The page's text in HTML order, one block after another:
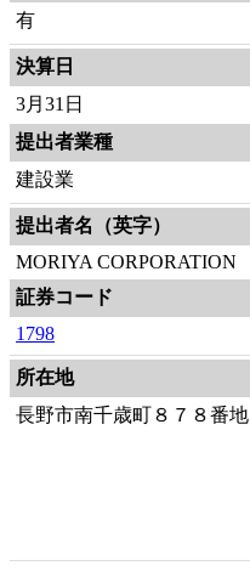
有
決算日
3月31日
提出者業種
建設業
提出者名（英字）
MORIYA CORPORATION
証券コード
1798
所在地
長野市南千歳町８７８番地